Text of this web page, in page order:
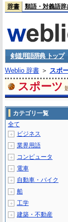
辞書 類語・対義語辞
剣道用語辞典 トップ
Weblio 辞書＞ スポ
スポーツ
カテゴリ一覧
全て
＋ ビジネス
＋ 業界用語
＋ コンピュータ
＋ 電車
＋ 自動車・バイク
＋ 船
＋ 工学
＋ 建築・不動産